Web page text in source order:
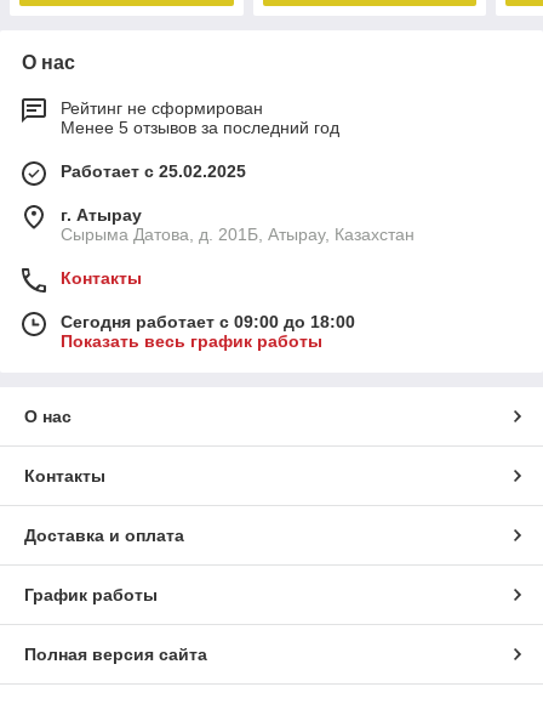
О нас
Рейтинг не сформирован
Менее 5 отзывов за последний год
Работает с 25.02.2025
г. Атырау
Сырыма Датова, д. 201Б, Атырау, Казахстан
Контакты
Сегодня работает с 09:00 до 18:00
Показать весь график работы
О нас
Контакты
Доставка и оплата
График работы
Полная версия сайта